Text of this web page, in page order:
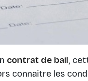
contrat de bail,
connaitre les